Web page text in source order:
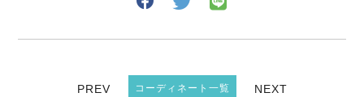
PREV コーディネート一覧 NEXT